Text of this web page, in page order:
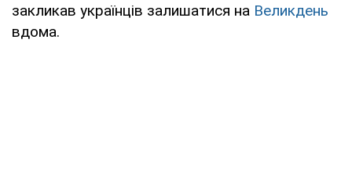
закликав українців залишатися на Великдень
вдома.